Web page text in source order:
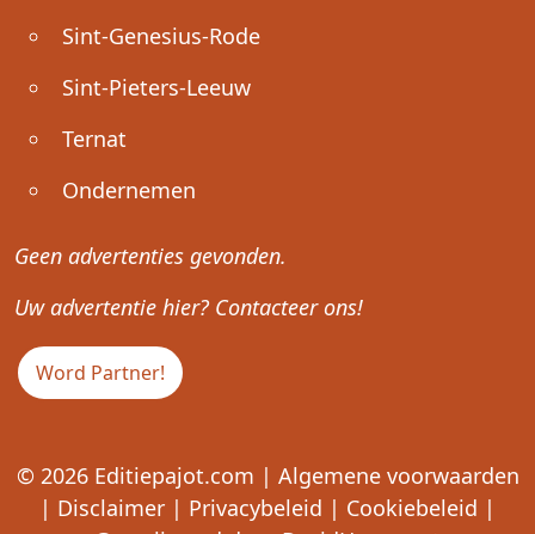
Sint-Genesius-Rode
Sint-Pieters-Leeuw
Ternat
Ondernemen
Geen advertenties gevonden.
Uw advertentie hier? Contacteer ons!
Word Partner!
© 2026 Editiepajot.com | Algemene voorwaarden
| Disclaimer | Privacybeleid | Cookiebeleid |